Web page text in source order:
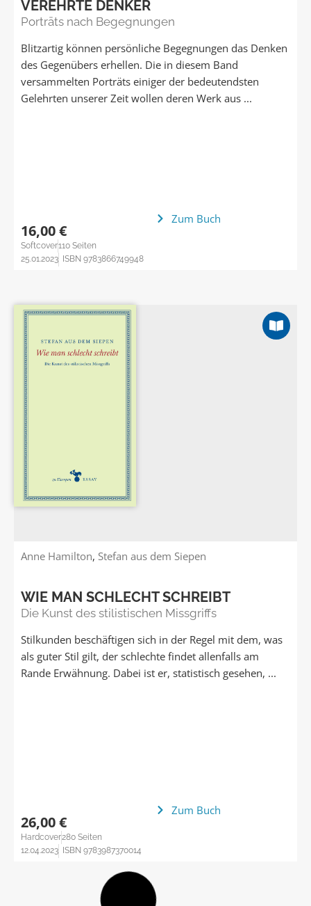
VEREHRTE DENKER
Porträts nach Begegnungen
Blitzartig können persönliche Begegnungen das Denken
des Gegenübers erhellen. Die in diesem Band
versammelten Porträts einiger der bedeutendsten
Gelehrten unserer Zeit wollen deren Werk aus ...
16,00 €
Softcover110 Seiten
25.01.2023
ISBN 9783866749948
Zum Buch
Anne Hamilton, Stefan aus dem Siepen
WIE MAN SCHLECHT SCHREIBT
Die Kunst des stilistischen Missgriffs
Stilkunden beschäftigen sich in der Regel mit dem, was
als guter Stil gilt, der schlechte findet allenfalls am
Rande Erwähnung. Dabei ist er, statistisch gesehen, ...
26,00 €
Hardcover280 Seiten
12.04.2023
ISBN 9783987370014
Zum Buch